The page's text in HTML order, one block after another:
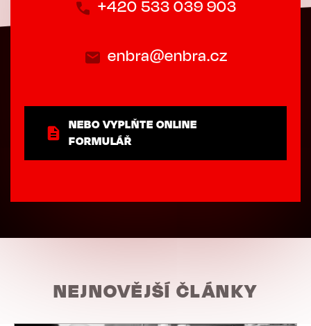
+420 533 039 903
enbra@enbra.cz
NEBO VYPLŇTE ONLINE
FORMULÁŘ
NEJNOVĚJŠÍ ČLÁNKY